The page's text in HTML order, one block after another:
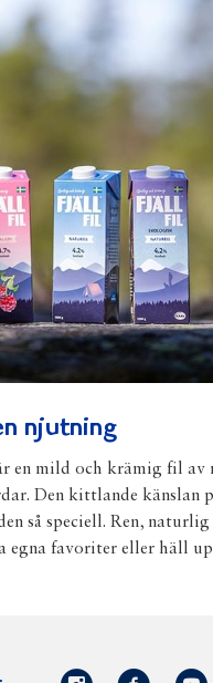
njutning
en mild och krämig fil av
Den kittlande känslan
så speciell. Ren,
egna favoriter eller häll